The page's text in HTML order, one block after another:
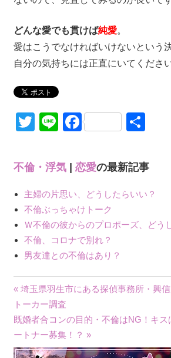
どんな愛でも貫けば純愛。
愛はこうでなければいけないという
自分の気持ちには正直にいてください
Twitter
LineFacebook
不倫・浮気| 恋愛の最新記事
主婦の片思い、どうしたらいい？
不倫ぶっちゃけトーク
Ｗ不倫の彼からのプロポーズ、どう
不倫、コロナで別れ？
男友達との不倫はあり？
投
稿
ナ
« 埼玉県羽生市にある探偵事務所・興
トーカー調査
既婚者合コンの目的・不倫はNG！キ
ートナー募集！？ »